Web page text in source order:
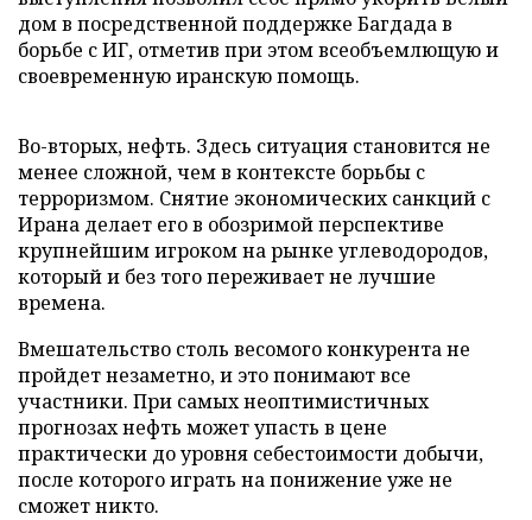
дом в посредственной поддержке Багдада в
борьбе с ИГ, отметив при этом всеобъемлющую и
своевременную иранскую помощь.
Во-вторых, нефть. Здесь ситуация становится не
менее сложной, чем в контексте борьбы с
терроризмом. Снятие экономических санкций с
Ирана делает его в обозримой перспективе
крупнейшим игроком на рынке углеводородов,
который и без того переживает не лучшие
времена.
Вмешательство столь весомого конкурента не
пройдет незаметно, и это понимают все
участники. При самых неоптимистичных
прогнозах нефть может упасть в цене
практически до уровня себестоимости добычи,
после которого играть на понижение уже не
сможет никто.